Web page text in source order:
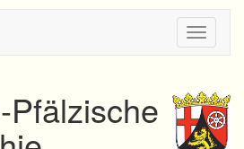
ein/
Pfälzische